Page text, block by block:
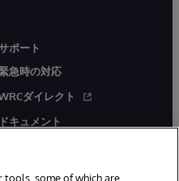
ポート
緊急時の対応
ダイレクト
ドキュメント
tools, some of which are